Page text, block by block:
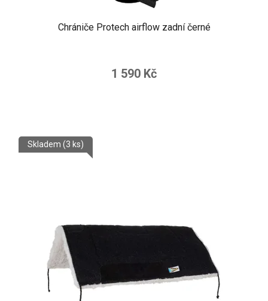
Chrániče Protech airflow zadní černé
1 590 Kč
Skladem (3 ks)